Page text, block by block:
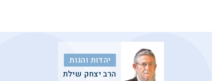
יהדות והגות
הרב יצחק שילת